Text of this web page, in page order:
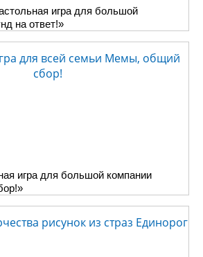
игра для большой
на ответ!»
игра для большой компании